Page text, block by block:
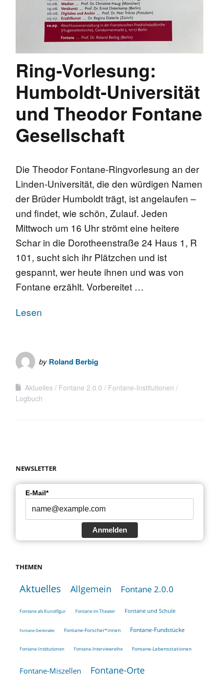
Ring-Vorlesung:
Humboldt-Universität
und Theodor Fontane
Gesellschaft
Die Theodor Fontane-Ringvorlesung an der
Linden-Universität, die den würdigen Namen
der Brüder Humboldt trägt, ist angelaufen –
und findet, wie schön, Zulauf. Jeden
Mittwoch um 16 Uhr strömt eine heitere
Schar in die Dorotheenstraße 24 Haus 1, R
101, sucht sich ihr Plätzchen und ist
gespannt, wer heute ihnen und was von
Fontane erzählt. Vorbereitet …
Lesen
by Roland Berbig
Aktuelles Fontane 2.0.0
Fontane-Institutionen
Logbuch
NEWSLETTER
E-Mail*
Anmelden
THEMEN
Aktuelles Allgemein Fontane 2.0.0
Fontane als Kunstfigur Fontane im Theater Fontane und Schule
Fontane-Denkmäler Fontane-Forscher*innen Fontane-Fundstücke
Fontane-Institutionen Fontane-Interviewreihe Fontane-Lebensstationen
Fontane-Miszellen Fontane-Orte